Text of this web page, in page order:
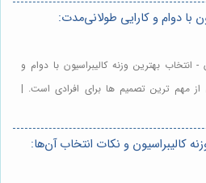
با دوام و کارایی طولانی‌مدت:
- انتخاب بهترین وزنه کالیبراسیون با دوام و
مهم ترین تصمیم ها برای افرادی است. |
کالیبراسیون و نکات انتخاب آن‌ها: